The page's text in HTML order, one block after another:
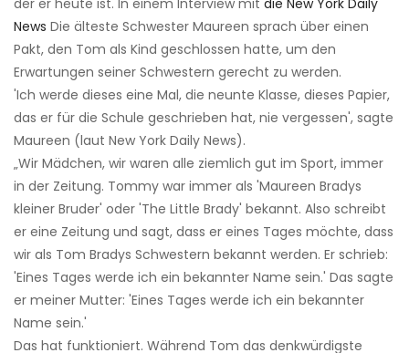
der er heute ist. In einem Interview mit die New York Daily
News Die älteste Schwester Maureen sprach über einen
Pakt, den Tom als Kind geschlossen hatte, um den
Erwartungen seiner Schwestern gerecht zu werden.
'Ich werde dieses eine Mal, die neunte Klasse, dieses Papier,
das er für die Schule geschrieben hat, nie vergessen', sagte
Maureen (laut New York Daily News).
„Wir Mädchen, wir waren alle ziemlich gut im Sport, immer
in der Zeitung. Tommy war immer als 'Maureen Bradys
kleiner Bruder' oder 'The Little Brady' bekannt. Also schreibt
er eine Zeitung und sagt, dass er eines Tages möchte, dass
wir als Tom Bradys Schwestern bekannt werden. Er schrieb:
'Eines Tages werde ich ein bekannter Name sein.' Das sagte
er meiner Mutter: 'Eines Tages werde ich ein bekannter
Name sein.'
Das hat funktioniert. Während Tom das denkwürdigste